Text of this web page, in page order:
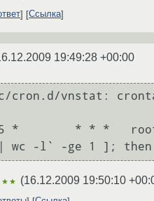
Ссылка
19:49:28 +00:00
cron.d/vnstat:
5 *        * * *
wc -l` -ge 1 ];
(16.12.2009 19:50:10